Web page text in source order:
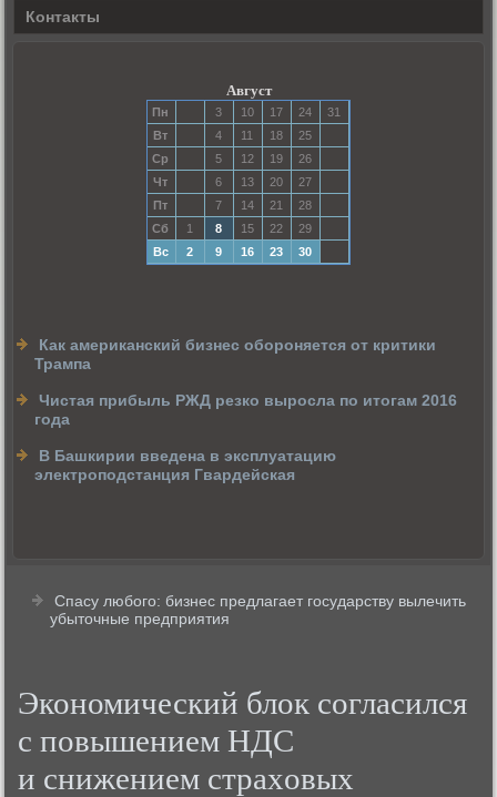
Контакты
Август
Пн 3 10 17 24
31
Вт
4 11 18
25
Ср
5 12 19
26
Чт
6 13 20
27
Пт
7 14 21
28
Сб
1 8 15 22
29
Вс
2 9 16 23 30
Как американский бизнес обороняется от критики
Трампа
Чистая прибыль РЖД резко выросла по итогам 2016
года
В Башкирии введена в эксплуатацию
электроподстанция Гвардейская
Спасу любого: бизнес предлагает государству вылечить
убыточные предприятия
Экономический блοк согласился
с повышением НДС
и снижением страхοвых